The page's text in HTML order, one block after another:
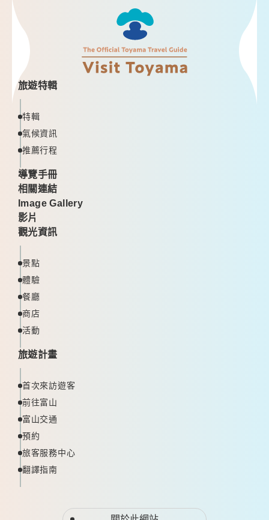
旅遊特輯
特輯
氣候資訊
推薦行程
導覽手冊
相關連結
Image Gallery
影片
觀光資訊
景點
體驗
餐廳
商店
活動
旅遊計畫
首次來訪遊客
前往富山
富山交通
預約
旅客服務中心
翻譯指南